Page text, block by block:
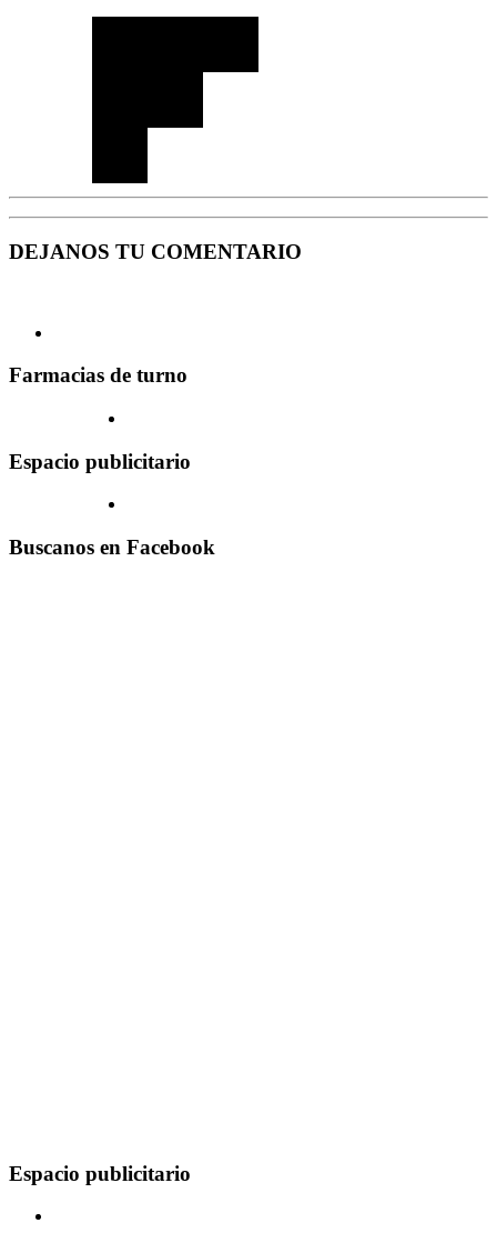
DEJANOS TU COMENTARIO
Farmacias de turno
Espacio publicitario
Buscanos en Facebook
Espacio publicitario